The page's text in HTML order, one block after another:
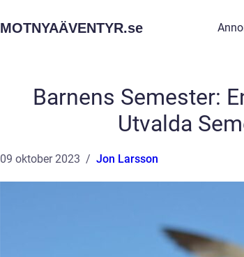
MOTNYAÄVENTYR.se
Barnens Semester:
Utvalda
09 oktober 2023 Jon Larsson